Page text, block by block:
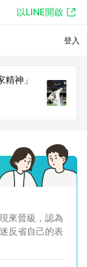
以LINE開啟
登入
精神」
來晉級，認為
反省自己的表